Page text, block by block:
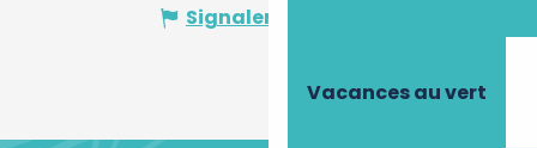
Vacances au vert
Signaler une erreur